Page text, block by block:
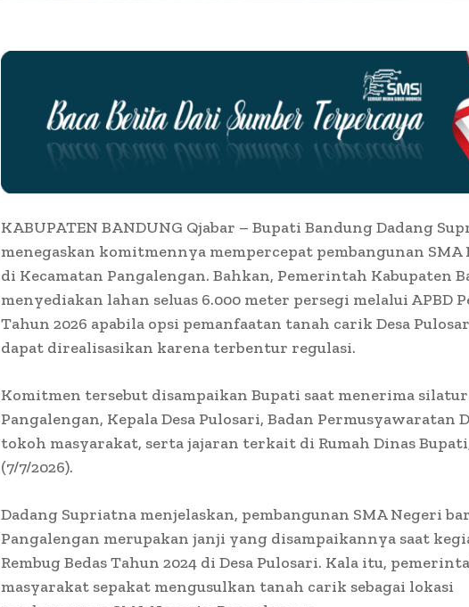
KABUPATEN BANDUNG Qjabar – Bupati Bandung Dadang
menegaskan komitmennya mempercepat pembangunan SMA
di Kecamatan Pangalengan. Bahkan, Pemerintah Kabupaten
menyediakan lahan seluas 6.000 meter persegi melalui APBD
Tahun 2026 apabila opsi pemanfaatan tanah carik Desa
dapat direalisasikan karena terbentur regulasi.
Komitmen tersebut disampaikan Bupati saat menerima
Pangalengan, Kepala Desa Pulosari, Badan Permusyawaratan
tokoh masyarakat, serta jajaran terkait di Rumah Dinas
(7/7/2026).
Dadang Supriatna menjelaskan, pembangunan SMA Negeri
Pangalengan merupakan janji yang disampaikannya saat
Rembug Bedas Tahun 2024 di Desa Pulosari. Kala itu,
masyarakat sepakat mengusulkan tanah carik sebagai lokasi